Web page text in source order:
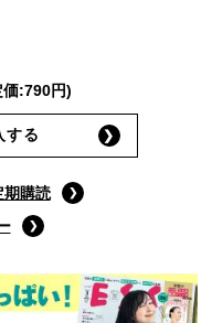
する
期購読